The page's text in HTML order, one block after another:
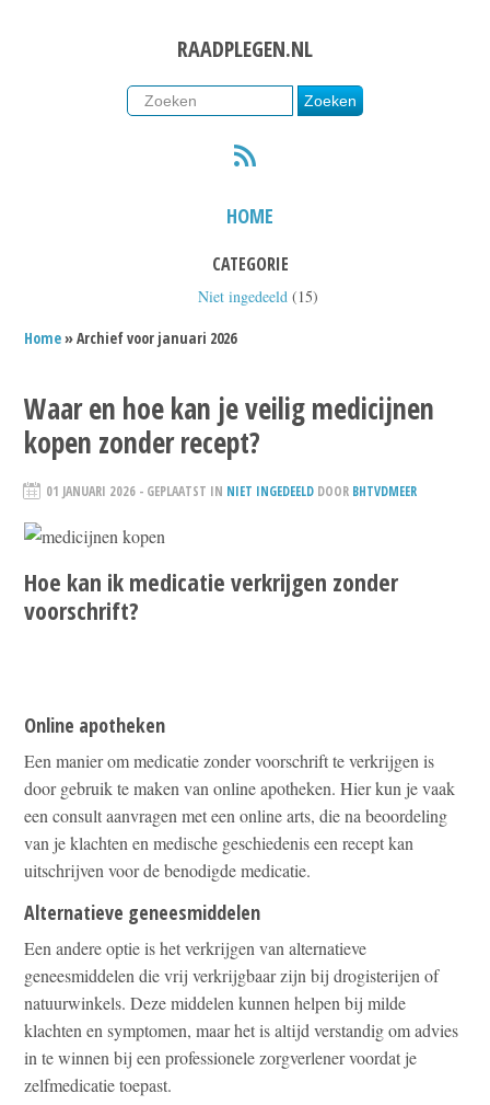
RAADPLEGEN.NL
HOME
CATEGORIE
Niet ingedeeld (15)
Home» Archief voor januari 2026
Waar en hoe kan je veilig medicijnen
kopen zonder recept?
01 JANUARI 2026 - GEPLAATST IN NIET INGEDEELD DOOR BHTVDMEER
Hoe kan ik medicatie verkrijgen zonder
voorschrift?
Online apotheken
Een manier om medicatie zonder voorschrift te verkrijgen is
door gebruik te maken van online apotheken. Hier kun je vaak
een consult aanvragen met een online arts, die na beoordeling
van je klachten en medische geschiedenis een recept kan
uitschrijven voor de benodigde medicatie.
Alternatieve geneesmiddelen
Een andere optie is het verkrijgen van alternatieve
geneesmiddelen die vrij verkrijgbaar zijn bij drogisterijen of
natuurwinkels. Deze middelen kunnen helpen bij milde
klachten en symptomen, maar het is altijd verstandig om advies
in te winnen bij een professionele zorgverlener voordat je
zelfmedicatie toepast.